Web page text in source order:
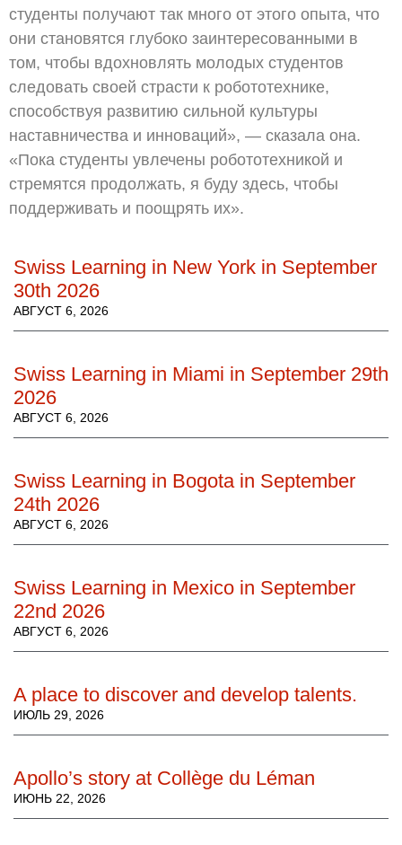
студенты получают так много от этого опыта, что
они становятся глубоко заинтересованными в
том, чтобы вдохновлять молодых студентов
следовать своей страсти к робототехнике,
способствуя развитию сильной культуры
наставничества и инноваций», — сказала она.
«Пока студенты увлечены робототехникой и
стремятся продолжать, я буду здесь, чтобы
поддерживать и поощрять их».
Swiss Learning in New York in September
30th 2026
АВГУСТ 6, 2026
Swiss Learning in Miami in September 29th
2026
АВГУСТ 6, 2026
Swiss Learning in Bogota in September
24th 2026
АВГУСТ 6, 2026
Swiss Learning in Mexico in September
22nd 2026
АВГУСТ 6, 2026
A place to discover and develop talents.
ИЮЛЬ 29, 2026
Apollo’s story at Collège du Léman
ИЮНЬ 22, 2026